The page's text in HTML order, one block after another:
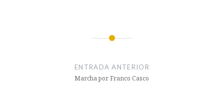
ENTRADA ANTERIOR
Marcha por Franco Casco